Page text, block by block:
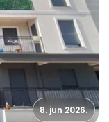
8. jun 2026.